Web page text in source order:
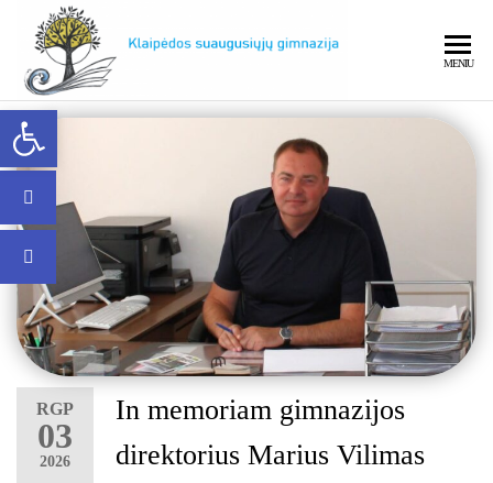
Open toolbar
suaugusiųjų
MENIU
RGP
03
2026
In memoriam gimnazijos
direktorius Marius Vilimas